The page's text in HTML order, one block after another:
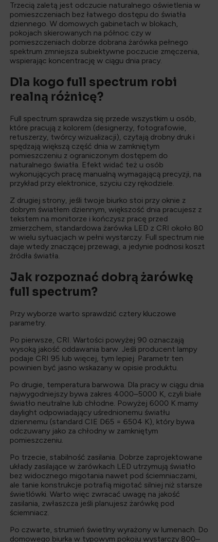
Trzecią zaletą jest odczucie naturalnego oświetlenia w
pomieszczeniach bez łatwego dostępu do światła
dziennego. W domowych gabinetach w blokach,
pokojach skierowanych na północ czy w
pomieszczeniach dobrze dobrana żarówka pełnego
spektrum zmniejsza subiektywne poczucie zmęczenia,
wspierając koncentrację w ciągu dnia pracy.
Dla kogo full spectrum robi
realną różnicę?
Full spectrum sprawdza się przede wszystkim u osób,
które pracują z kolorem (designerzy, fotografowie,
retuszerzy, twórcy wizualizacji), czytają drobny druk i
spędzają większą część dnia w zamkniętym
pomieszczeniu z ograniczonym dostępem do
naturalnego światła. Efekt widać też u osób
wykonujących pracę manualną wymagającą precyzji, na
przykład przy elektronice, szyciu czy rękodziele.
Z drugiej strony, jeśli twoje biurko stoi przy oknie z
dobrym światłem dziennym, większość dnia pracujesz z
tekstem na monitorze i kończysz pracę przed
zmierzchem, standardowa żarówka LED z CRI około 80
w wielu sytuacjach w pełni wystarczy. Full spectrum nie
daje wtedy znaczącej przewagi, a jedynie podnosi koszt
źródła światła.
Jak rozpoznać dobrą żarówkę
full spectrum?
Przy wyborze warto sprawdzić cztery kluczowe
parametry.
Po pierwsze, CRI. Wartości powyżej 90 oznaczają
wysoką jakość oddawania barw. Jeśli producent lampy
podaje CRI 95 lub więcej, tym lepiej. Parametr ten
powinien być jasno wskazany w opisie produktu.
Po drugie, temperatura barwowa. Dla pracy w ciągu dnia
najwygodniejszy bywa zakres 4000–5000 K, czyli białe
światło neutralne lub chłodne. Powyżej 6000 K mamy
daylight odpowiadający uśrednionemu światłu
dziennemu (standard CIE D65 = 6504 K), który bywa
odczuwany jako za chłodny w zamkniętym
pomieszczeniu.
Po trzecie, stabilność zasilania. Dobrze zaprojektowane
układy zasilające w żarówkach LED utrzymują światło
bez widocznego migotania nawet pod ściemniaczami,
ale tanie konstrukcje potrafią migotać silniej niż starsze
świetlówki. Warto więc zwracać uwagę na jakość
zasilania, zwłaszcza jeśli planujesz żarówkę pod
ściemniacz.
Po czwarte, strumień świetlny wyrażony w lumenach. Do
domowego biurka w typowym pokoju wystarczy 800–